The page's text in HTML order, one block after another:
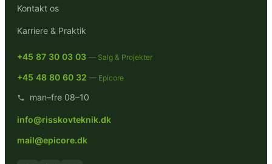
Kontakt os
Karriere & Praktik
+45 87 30 03 03 — Salg & Projekter
+45 48 80 60 32 — Epicore
man–fre 08–10
info@risskovteknik.dk
mail@epicore.dk